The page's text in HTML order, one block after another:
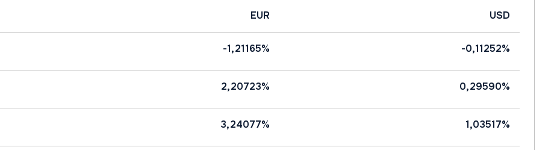
EUR USD
-1,21165% -0,11252%
2,20723% 0,29590%
3,24077% 1,03517%